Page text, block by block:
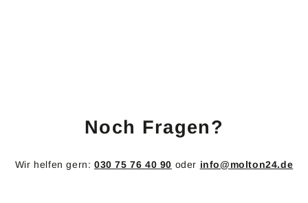
Noch Fragen?
Wir helfen gern: 030 75 76 40 90 oder info@molton24.de